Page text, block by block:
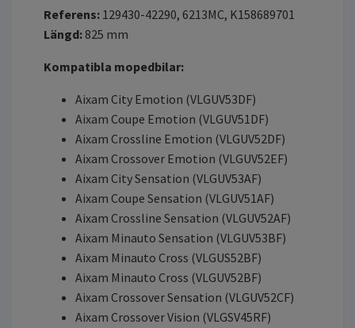
Referens: 129430-42290, 6213MC, K158689701
Längd: 825 mm
Kompatibla mopedbilar:
Aixam City Emotion (VLGUV53DF)
Aixam Coupe Emotion (VLGUV51DF)
Aixam Crossline Emotion (VLGUV52DF)
Aixam Crossover Emotion (VLGUV52EF)
Aixam City Sensation (VLGUV53AF)
Aixam Coupe Sensation (VLGUV51AF)
Aixam Crossline Sensation (VLGUV52AF)
Aixam Minauto Sensation (VLGUV53BF)
Aixam Minauto Cross (VLGUS52BF)
Aixam Minauto Cross (VLGUV52BF)
Aixam Crossover Sensation (VLGUV52CF)
Aixam Crossover Vision (VLGSV45RF)